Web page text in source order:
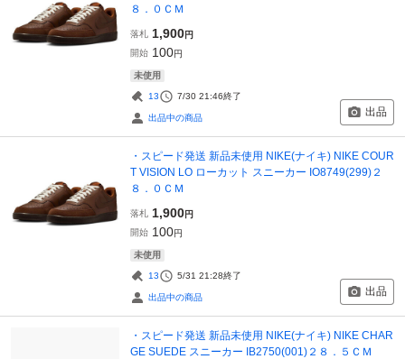
８．０ＣＭ
落札 1,900円
開始 100円
未使用
13 7/30 21:46終了
出品中の商品 出品
・スピード発送 新品未使用 NIKE(ナイキ) NIKE COUR
T VISION LO ローカット スニーカー IO8749(299)２
８．０ＣＭ
落札 1,900円
開始 100円
未使用
13 5/31 21:28終了
出品中の商品 出品
・スピード発送 新品未使用 NIKE(ナイキ) NIKE CHAR
GE SUEDE スニーカー IB2750(001)２８．５ＣＭ